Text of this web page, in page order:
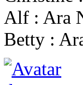
Alf : Ara
Betty :